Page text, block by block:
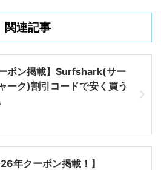
関連記事
ーポン掲載】Surfshark(サー
ーク)割引コードで安く買う
年クーポン掲載！】